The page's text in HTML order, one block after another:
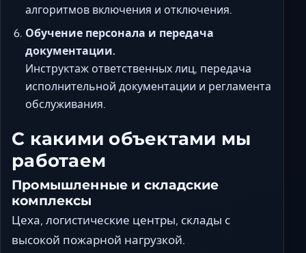
алгоритмов включения и отключения.
Обучение персонала и передача
документации.
Инструктаж ответственных лиц, передача
исполнительной документации и регламента
обслуживания.
С какими объектами мы
работаем
Промышленные и складские
комплексы
Цеха, логистические центры, склады с
высокой пожарной нагрузкой.